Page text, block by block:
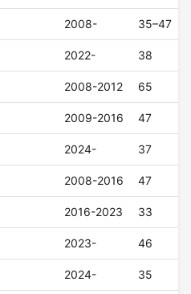
2008- 35–47
2022- 38
2008-2012 65
2009-2016 47
2024- 37
2008-2016 47
2016-2023 33
2023- 46
2024- 35